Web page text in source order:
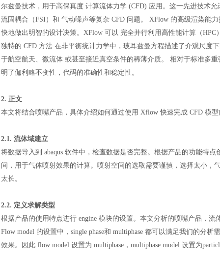
尔兹曼技术，用于高保真度 计算流体力学 (CFD) 应用。这一先进技术
流固耦合（FSI）和 气动噪声等复杂 CFD 问题。 XFlow 的高级渲染能
快地做出明智的设计决策。XFlow 可以 完全并行利用高性能计算（
独特的 CFD 方法 在非平衡统计力学中，玻耳兹曼方程描述了介观尺度
于航空航天、微流体 或甚至接近真空条件的稀薄介质。 相对于标准多
明了伽利略不变性，代码的准确性和稳定性。
2. 正文
本文将结合喷嘴产品，具体介绍如何通过使用 Xflow 快速完成 CFD 模
2.1. 流体域建立
将数据导入到 abaqus 软件中，检查数据是否完整。根据产品的功能特
间，用于气体喷射效果的计算。喷射空间的选取需要谨慎，选择太小
太长。
2.2. 定义求解类型
根据产品的使用特点进行 engine 模块的设置。本文分析的喷嘴产品，流
Flow model 的设置中，single phase和 multiphase 都可以满足我们的分
效果。因此 flow model 设置为 multiphase，multiphase model 设置为